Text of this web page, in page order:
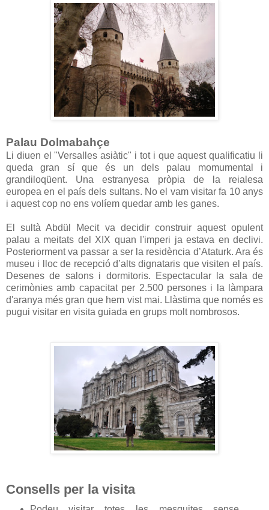
Palau Dolmabahçe
Li diuen el "Versalles asiàtic" i tot i que aquest qualificatiu li
queda gran sí que és un dels palau momumental i
grandiloqüent. Una estranyesa pròpia de la reialesa
europea en el país dels sultans. No el vam visitar fa 10 anys
i aquest cop no ens volíem quedar amb les ganes.
El sultà Abdül Mecit va decidir construir aquest opulent
palau a meitats del XIX quan l'imperi ja estava en declivi.
Posteriorment va passar a ser la residència d’Ataturk. Ara és
museu i lloc de recepció d’alts dignataris que visiten el país.
Desenes de salons i dormitoris. Espectacular la sala de
cerimònies amb capacitat per 2.500 persones i la làmpara
d'aranya més gran que hem vist mai. Llàstima que només es
pugui visitar en visita guiada en grups molt nombrosos.
Consells per la visita